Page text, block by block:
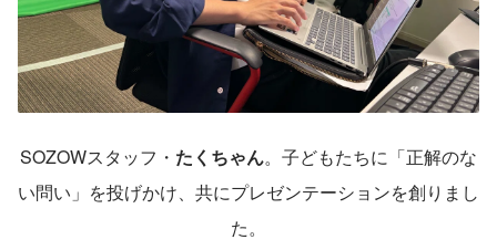
SOZOWスタッフ・ たくちゃん。子どもたちに「正解のな
い問い」を投げかけ、共にプレゼンテーションを創りまし
た。